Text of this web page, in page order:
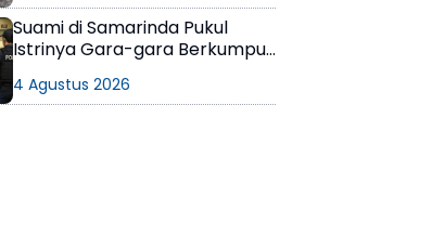
Suami di Samarinda Pukul
Istrinya Gara-gara Berkumpul
4 Agustus 2026